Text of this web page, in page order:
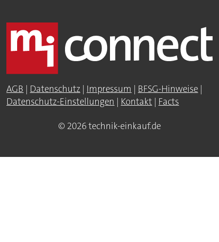
AGB | Datenschutz | Impressum | BFSG-Hinweise |
Datenschutz-Einstellungen | Kontakt | Facts
© 2026 technik-einkauf.de